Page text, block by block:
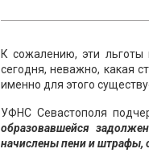
К сожалению, эти льготы
сегодня, неважно, какая
именно для этого
УФНС Севастополя
образовавшейся
начислены пени и штрафы,